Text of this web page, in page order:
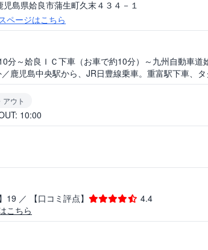
島県姶良市蒲生町久末４３４－１
ページはこちら
分～姶良ＩＣ下車（お車で約10分）～九州自動車
鹿児島中央駅から、JR日豊線乗車。重富駅下車、タ
ウト
10:00
19 ／ 【口コミ評点】
4.4
こちら